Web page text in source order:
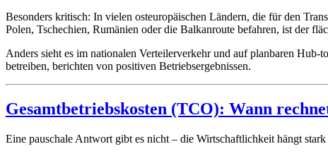
Besonders kritisch: In vielen osteuropäischen Ländern, die für den
Polen, Tschechien, Rumänien oder die Balkanroute befahren, ist der
Anders sieht es im nationalen Verteilerverkehr und auf planbaren
betreiben, berichten von positiven Betriebsergebnissen.
Gesamtbetriebskosten (TCO): Wann
Eine pauschale Antwort gibt es nicht – die Wirtschaftlichkeit hängt